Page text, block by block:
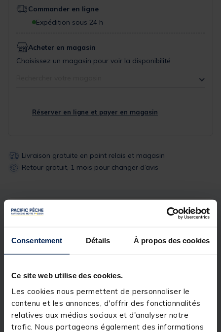
Consentement Détails À propos des cookies
Ce site web utilise des cookies.
Les cookies nous permettent de personnaliser le
contenu et les annonces, d'offrir des fonctionnalités
relatives aux médias sociaux et d'analyser notre
trafic. Nous partageons également des informations
Commander en ligne
Expédition sous 24 h
Acheter en magasin
Choisissez un magasin pour voir la disponibilité
Réserver en ligne et payer en magasin
Livraison gratuite en point relais et magasin
Retour gratuit, 1 mois pour changer d’avis
Description & détails
visuelle sur le fond, les nouveaux Smokesdiffusent
un nuage dynamique qui agit dans toutes les strates
de la colonne d’eau, maximisant ainsi leur pouvoir
attractif.